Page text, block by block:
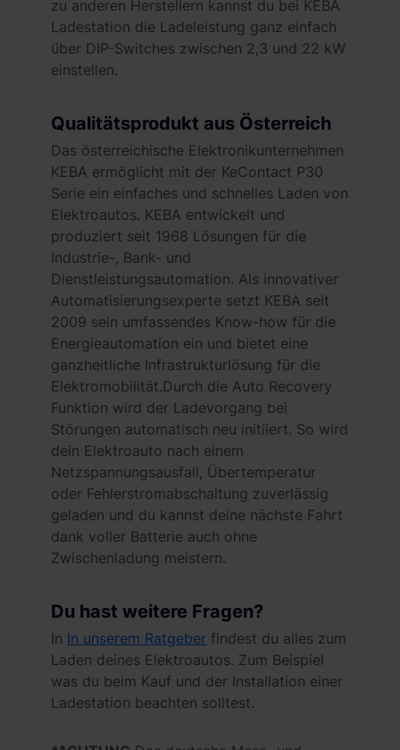
zu anderen Herstellern kannst du bei KEBA
Ladestation die Ladeleistung ganz einfach
über DIP-Switches zwischen 2,3 und 22 kW
einstellen.
Qualitätsprodukt aus Österreich
Das österreichische Elektronikunternehmen
KEBA ermöglicht mit der KeContact P30
Serie ein einfaches und schnelles Laden von
Elektroautos. KEBA entwickelt und
produziert seit 1968 Lösungen für die
Industrie-, Bank- und
Dienstleistungsautomation. Als innovativer
Automatisierungsexperte setzt KEBA seit
2009 sein umfassendes Know-how für die
Energieautomation ein und bietet eine
ganzheitliche Infrastrukturlösung für die
Elektromobilität.Durch die Auto Recovery
Funktion wird der Ladevorgang bei
Störungen automatisch neu initiiert. So wird
dein Elektroauto nach einem
Netzspannungsausfall, Übertemperatur
oder Fehlerstromabschaltung zuverlässig
geladen und du kannst deine nächste Fahrt
dank voller Batterie auch ohne
Zwischenladung meistern.
Du hast weitere Fragen?
In In unserem Ratgeber findest du alles zum
Laden deines Elektroautos. Zum Beispiel
was du beim Kauf und der Installation einer
Ladestation beachten solltest.